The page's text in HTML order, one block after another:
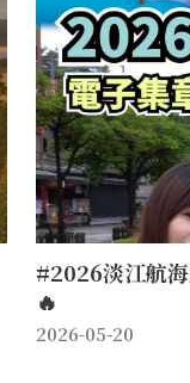
#2026淡江航
🔥
2026-05-20